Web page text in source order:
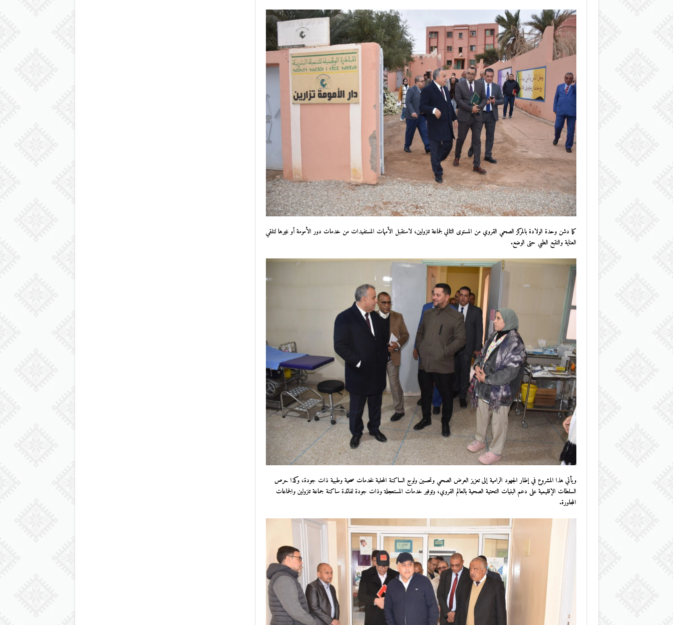
كما دشن وحدة الولادة بالمركز الصحي القروي من المستوى الثاني لجماعة تنزولين، لاستقبل الأمهات المستفيدات من خدمات دور الأمومة أو غيرها لتلقي
العناية والتتبع الطبي حتى الوضع.
ويأتي هذا المشروع في إطار الجهود الرامية إلى تعزيز العرض الصحي وتحسين ولوج الساكنة المحلية لخدمات صحية وطبية ذات جودة، وكذا حرص
السلطات الإقليمية على دعم البنيات التحتية الصحية بالعالم القروي، وتوفير خدمات المستعجلة وذات جودة لفائدة ساكنة جماعة تنزولين والجماعات
المجاورة.